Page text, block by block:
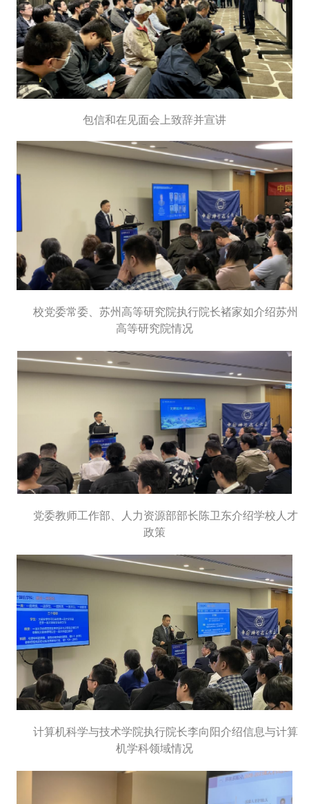
包信和在见面会上致辞并宣讲
校党委常委、苏州高等研究院执行院长褚家如介绍苏州
高等研究院情况
党委教师工作部、人力资源部部长陈卫东介绍学校人才
政策
计算机科学与技术学院执行院长李向阳介绍信息与计算
机学科领域情况